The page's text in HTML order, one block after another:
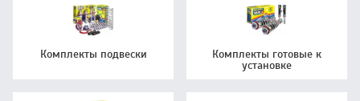
Комплекты подвески
Комплекты готовые к
установке